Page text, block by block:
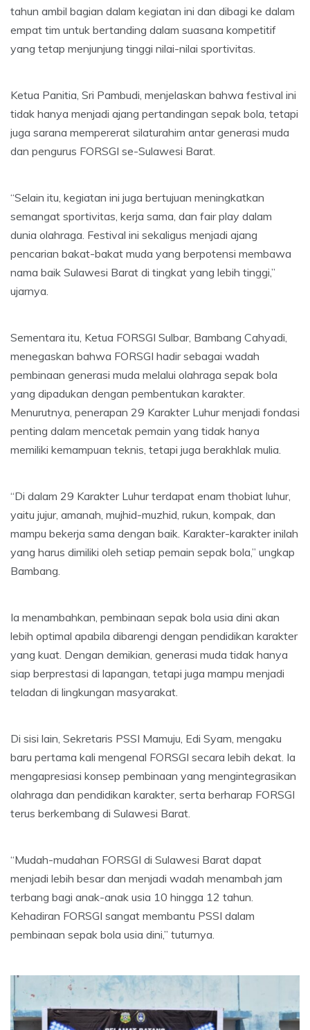
tahun ambil bagian dalam kegiatan ini dan dibagi ke dalam
empat tim untuk bertanding dalam suasana kompetitif
yang tetap menjunjung tinggi nilai-nilai sportivitas.
Ketua Panitia, Sri Pambudi, menjelaskan bahwa festival ini
tidak hanya menjadi ajang pertandingan sepak bola, tetapi
juga sarana mempererat silaturahim antar generasi muda
dan pengurus FORSGI se-Sulawesi Barat.
“Selain itu, kegiatan ini juga bertujuan meningkatkan
semangat sportivitas, kerja sama, dan fair play dalam
dunia olahraga. Festival ini sekaligus menjadi ajang
pencarian bakat-bakat muda yang berpotensi membawa
nama baik Sulawesi Barat di tingkat yang lebih tinggi,”
ujarnya.
Sementara itu, Ketua FORSGI Sulbar, Bambang Cahyadi,
menegaskan bahwa FORSGI hadir sebagai wadah
pembinaan generasi muda melalui olahraga sepak bola
yang dipadukan dengan pembentukan karakter.
Menurutnya, penerapan 29 Karakter Luhur menjadi fondasi
penting dalam mencetak pemain yang tidak hanya
memiliki kemampuan teknis, tetapi juga berakhlak mulia.
“Di dalam 29 Karakter Luhur terdapat enam thobiat luhur,
yaitu jujur, amanah, mujhid-muzhid, rukun, kompak, dan
mampu bekerja sama dengan baik. Karakter-karakter inilah
yang harus dimiliki oleh setiap pemain sepak bola,” ungkap
Bambang.
Ia menambahkan, pembinaan sepak bola usia dini akan
lebih optimal apabila dibarengi dengan pendidikan karakter
yang kuat. Dengan demikian, generasi muda tidak hanya
siap berprestasi di lapangan, tetapi juga mampu menjadi
teladan di lingkungan masyarakat.
Di sisi lain, Sekretaris PSSI Mamuju, Edi Syam, mengaku
baru pertama kali mengenal FORSGI secara lebih dekat. Ia
mengapresiasi konsep pembinaan yang mengintegrasikan
olahraga dan pendidikan karakter, serta berharap FORSGI
terus berkembang di Sulawesi Barat.
“Mudah-mudahan FORSGI di Sulawesi Barat dapat
menjadi lebih besar dan menjadi wadah menambah jam
terbang bagi anak-anak usia 10 hingga 12 tahun.
Kehadiran FORSGI sangat membantu PSSI dalam
pembinaan sepak bola usia dini,” tuturnya.